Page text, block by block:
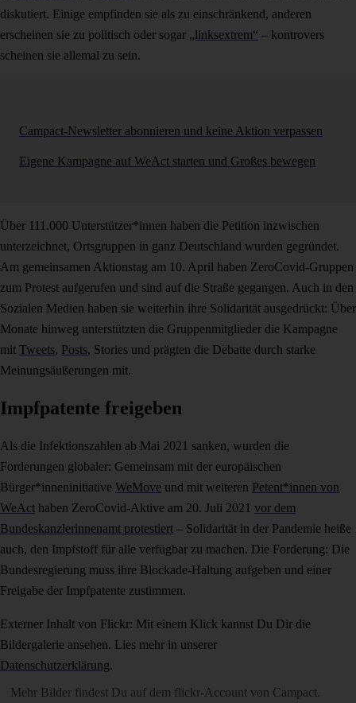
diskutiert. Einige empfinden sie als zu einschränkend, anderen
erscheinen sie zu politisch oder sogar „linksextrem“ – kontrovers
scheinen sie allemal zu sein.
Campact-Newsletter abonnieren und keine Aktion verpassen
Eigene Kampagne auf WeAct starten und Großes bewegen
Über 111.000 Unterstützer*innen haben die Petition inzwischen
unterzeichnet, Ortsgruppen in ganz Deutschland wurden gegründet.
Am gemeinsamen Aktionstag am 10. April haben ZeroCovid-Gruppen
zum Protest aufgerufen und sind auf die Straße gegangen. Auch in den
Sozialen Medien haben sie weiterhin ihre Solidarität ausgedrückt: Über
Monate hinweg unterstützten die Gruppenmitglieder die Kampagne
mit Tweets, Posts, Stories und prägten die Debatte durch starke
Meinungsäußerungen mit.
Impfpatente freigeben
Als die Infektionszahlen ab Mai 2021 sanken, wurden die
Forderungen globaler: Gemeinsam mit der europäischen
Bürger*inneninitiative WeMove und mit weiteren Petent*innen von
WeAct haben ZeroCovid-Aktive am 20. Juli 2021 vor dem
Bundeskanzlerinnenamt protestiert – Solidarität in der Pandemie heiße
auch, den Impfstoff für alle verfügbar zu machen. Die Forderung: Die
Bundesregierung muss ihre Blockade-Haltung aufgeben und einer
Freigabe der Impfpatente zustimmen.
Externer Inhalt von Flickr: Mit einem Klick kannst Du Dir die
Bildergalerie ansehen. Lies mehr in unserer
Datenschutzerklärung.
Mehr Bilder findest Du auf dem flickr-Account von Campact.